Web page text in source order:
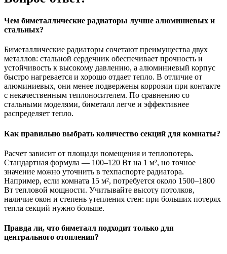
Чем биметаллические радиаторы лучше алюминиевых и
стальных?
Биметаллические радиаторы сочетают преимущества двух
металлов: стальной сердечник обеспечивает прочность и
устойчивость к высокому давлению, а алюминиевый корпус
быстро нагревается и хорошо отдает тепло. В отличие от
алюминиевых, они менее подвержены коррозии при контакте
с некачественным теплоносителем. По сравнению со
стальными моделями, биметалл легче и эффективнее
распределяет тепло.
Как правильно выбрать количество секций для комнаты?
Расчет зависит от площади помещения и теплопотерь.
Стандартная формула — 100–120 Вт на 1 м², но точное
значение можно уточнить в техпаспорте радиатора.
Например, если комната 15 м², потребуется около 1500–1800
Вт тепловой мощности. Учитывайте высоту потолков,
наличие окон и степень утепления стен: при больших потерях
тепла секций нужно больше.
Правда ли, что биметалл подходит только для
центрального отопления?